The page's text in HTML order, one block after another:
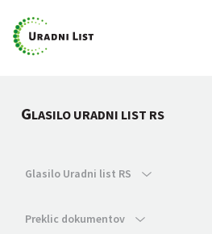
GLASILO URADNI LIST RS
Glasilo Uradni list RS
Preklic dokumentov